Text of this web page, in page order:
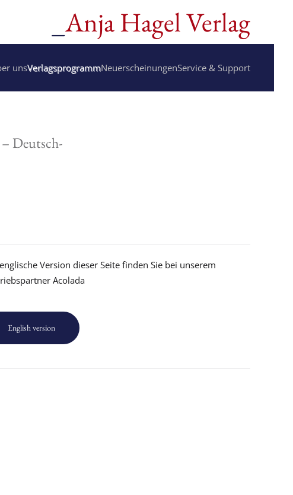
Anja Hagel Verlag
unsVerlagsprogrammNeuerscheinungenService & Support
Deutsch-
Version dieser Seite finden Sie bei unserem
Acolada
English version